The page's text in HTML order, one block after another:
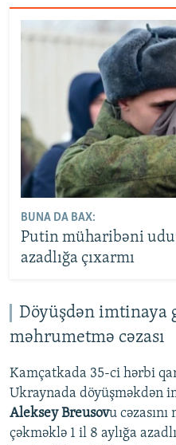
BUNA DA BAX:
Putin müharibəni
azadlığa çıxarmı
Döyüşdən imtinaya
məhrumetmə cəzası
Kamçatkada 35-ci hərbi
Ukraynada döyüşməkdən
Aleksey Breusovu
çəkməklə 1 il 8 aylığa